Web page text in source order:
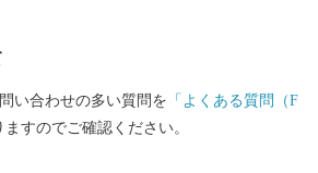
こもった特産品を厳選し、認定しまし
い合わせの多い質問を 「よくある質問（F
すのでご確認ください。